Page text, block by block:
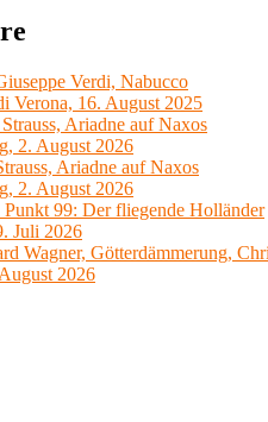
Verdi, Nabucco
Verona, 16. August 2025
Ariadne auf Naxos
2. August 2026
Ariadne auf Naxos
2. August 2026
99: Der fliegende Holländer
Juli 2026
Wagner, Götterdämmerung,
2026